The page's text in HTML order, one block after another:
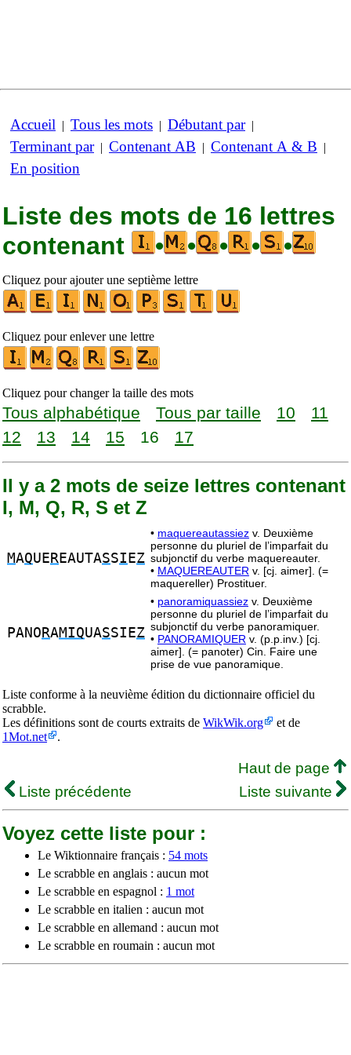
Accueil | Tous les mots | Débutant par|
Terminant par| Contenant AB | Contenant A & B |
En position
Liste des mots de 16 lettres
contenant
• • • • •
Cliquez pour ajouter une septième lettre
Cliquez pour enlever une lettre
Cliquez pour changer la taille des mots
Tous alphabétique Tous par taille 10
11
12
13 14 15 16 17
Il y a 2 mots de seize lettres contenant
I, M, Q, R, S et Z
MAQUE REAUTASSI EZ
• maquereautassiez v. Deuxième
personne du pluriel de l’imparfait du
subjonctif du verbe maquereauter.
• MAQUEREAUTER v. [cj. aimer]. (=
maquereller) Prostituer.
PANO RAMIQUASSIEZ
• panoramiquassiez v. Deuxième
personne du pluriel de l’imparfait du
subjonctif du verbe panoramiquer.
• PANORAMIQUER v. (p.p.inv.) [cj.
aimer]. (= panoter) Cin. Faire une
prise de vue panoramique.
Liste conforme à la neuvième édition du dictionnaire officiel du
scrabble.
Les définitions sont de courts extraits de WikWik.org
et de
1Mot.net
.
Haut de page
Liste précédente
Liste suivante
Voyez cette liste pour :
Le Wiktionnaire français : 54 mots
Le scrabble en anglais : aucun mot
Le scrabble en espagnol : 1 mot
Le scrabble en italien : aucun mot
Le scrabble en allemand : aucun mot
Le scrabble en roumain : aucun mot